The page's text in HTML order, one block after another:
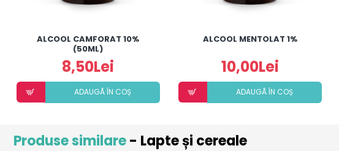
ALCOOL CAMFORAT 10%
(50ML)
8,50Lei
ADAUGÃ ÎN COȘ
ALCOOL MENTOLAT 1%
10,00Lei
ADAUGÃ ÎN COȘ
Produse similare- Lapte și cereale